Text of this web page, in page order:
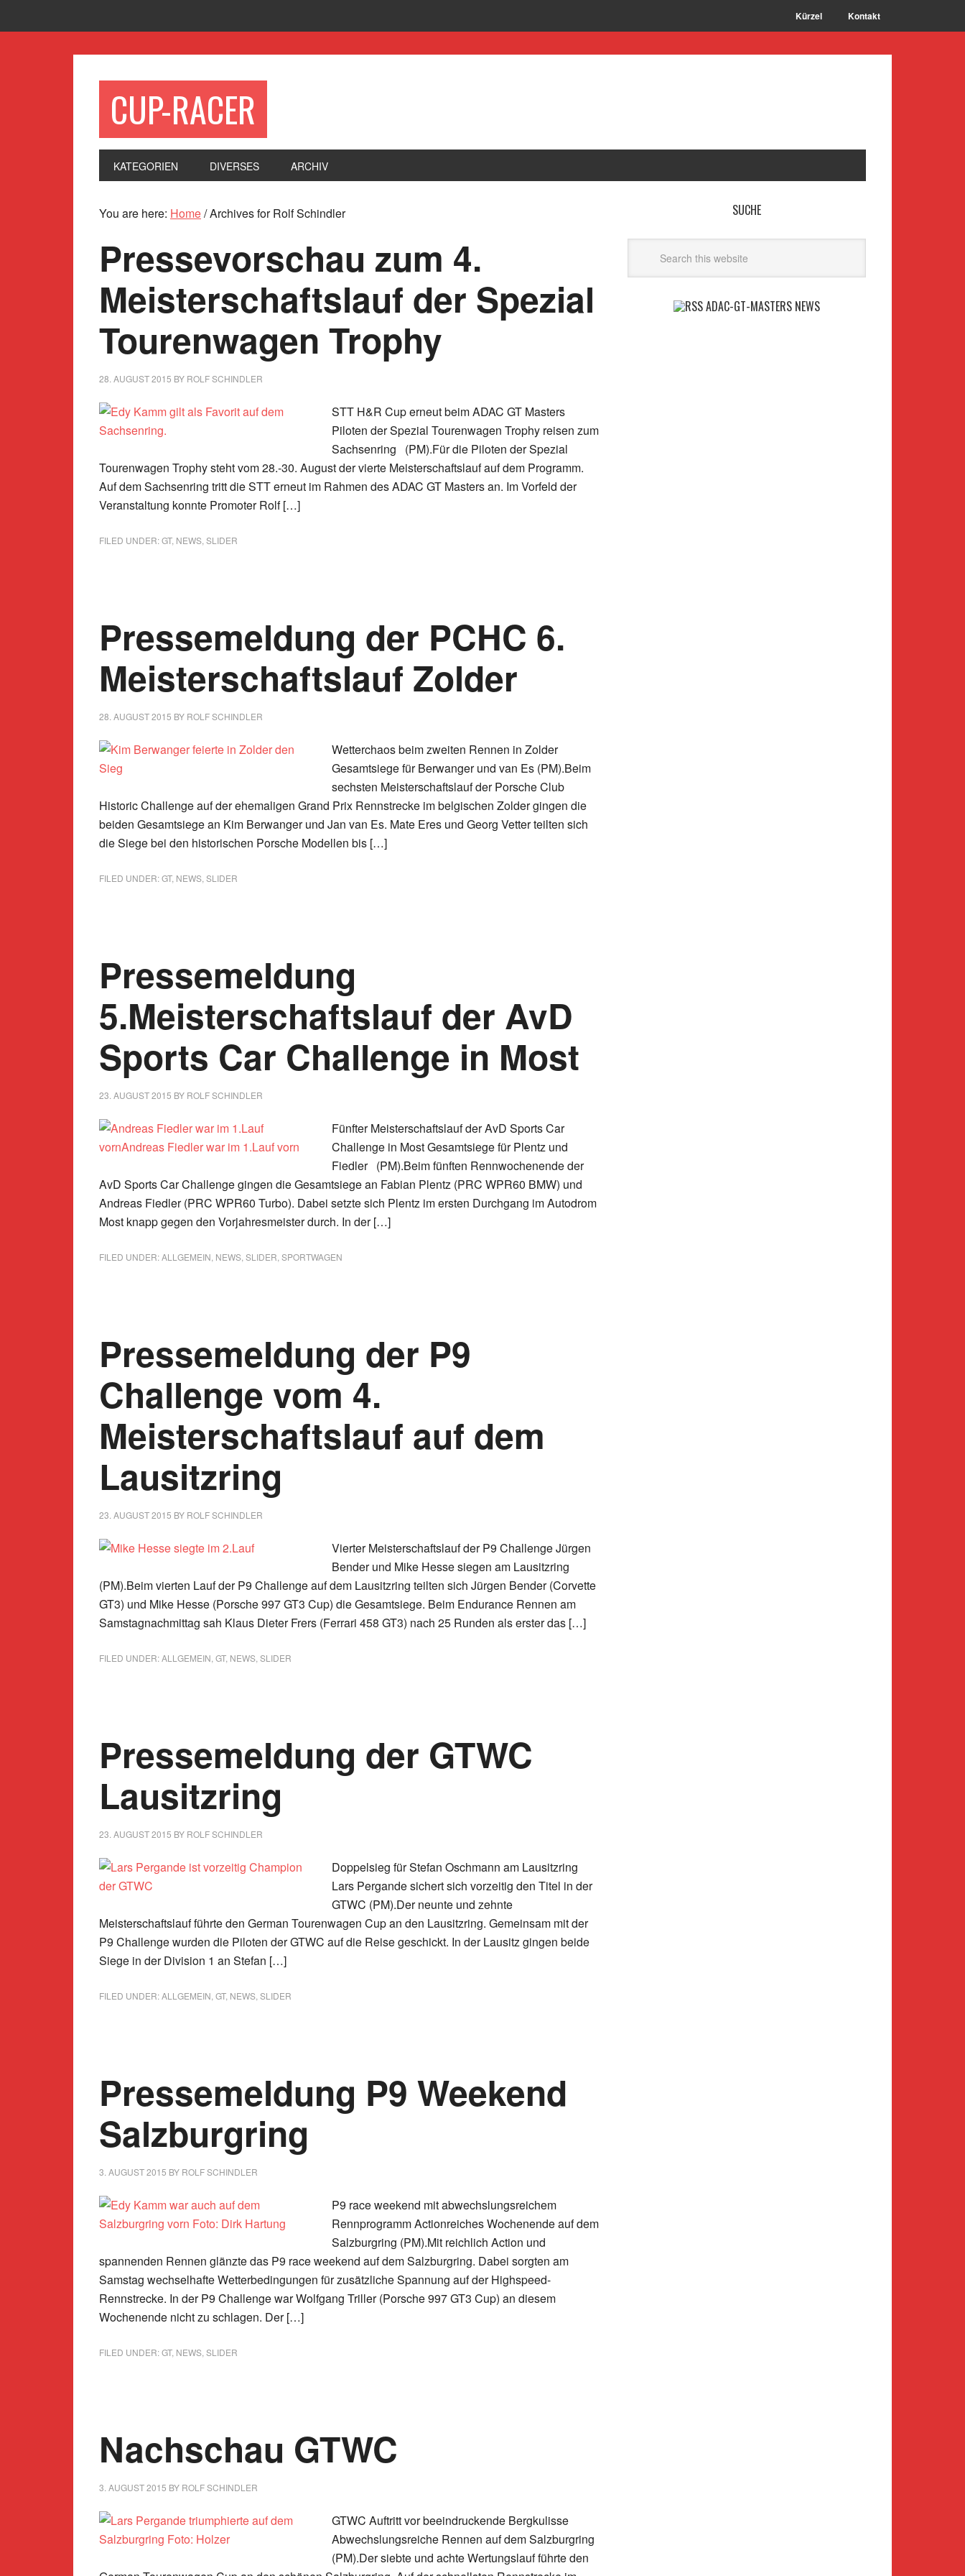
Kürzel Kontakt
CUP-RACER
KATEGORIEN DIVERSES ARCHIV
You are here: Home/Archives for Rolf Schindler
Pressevorschau zum 4.
Meisterschaftslauf der Spezial
Tourenwagen Trophy
28. AUGUST 2015 BY ROLF SCHINDLER
STT H&R Cup erneut beim ADAC GT Masters
Piloten der Spezial Tourenwagen Trophy reisen zum
Sachsenring (PM).Für die Piloten der Spezial
Tourenwagen Trophy steht vom 28.-30. August der vierte Meisterschaftslauf auf dem Programm.
Auf dem Sachsenring tritt die STT erneut im Rahmen des ADAC GT Masters an. Im Vorfeld der
Veranstaltung konnte Promoter Rolf […]
FILED UNDER:GT, NEWS SLIDER
Pressemeldung der PCHC 6.
Meisterschaftslauf Zolder
28. AUGUST 2015 BY ROLF SCHINDLER
Wetterchaos beim zweiten Rennen in Zolder
Gesamtsiege für Berwanger und van Es (PM).Beim
sechsten Meisterschaftslauf der Porsche Club
Historic Challenge auf der ehemaligen Grand Prix Rennstrecke im belgischen Zolder gingen die
beiden Gesamtsiege an Kim Berwanger und Jan van Es. Mate Eres und Georg Vetter teilten sich
die Siege bei den historischen Porsche Modellen bis […]
FILED UNDER:GT, NEWS SLIDER
Pressemeldung
5.Meisterschaftslauf der AvD
Sports Car Challenge in Most
23. AUGUST 2015 BY ROLF SCHINDLER
Fünfter Meisterschaftslauf der AvD Sports Car
Challenge in Most Gesamtsiege für Plentz und
Fiedler (PM).Beim fünften Rennwochenende der
AvD Sports Car Challenge gingen die Gesamtsiege an Fabian Plentz (PRC WPR60 BMW) und
Andreas Fiedler (PRC WPR60 Turbo). Dabei setzte sich Plentz im ersten Durchgang im Autodrom
Most knapp gegen den Vorjahresmeister durch. In der […]
FILED UNDER:ALLGEMEIN NEWS SLIDER SPORTWAGEN
Pressemeldung der P9
Challenge vom 4.
Meisterschaftslauf auf dem
Lausitzring
23. AUGUST 2015 BY ROLF SCHINDLER
Vierter Meisterschaftslauf der P9 Challenge Jürgen
Bender und Mike Hesse siegen am Lausitzring
(PM).Beim vierten Lauf der P9 Challenge auf dem Lausitzring teilten sich Jürgen Bender (Corvette
GT3) und Mike Hesse (Porsche 997 GT3 Cup) die Gesamtsiege. Beim Endurance Rennen am
Samstagnachmittag sah Klaus Dieter Frers (Ferrari 458 GT3) nach 25 Runden als erster das […]
FILED UNDER:ALLGEMEIN GT, NEWS SLIDER
Pressemeldung der GTWC
Lausitzring
23. AUGUST 2015 BY ROLF SCHINDLER
Doppelsieg für Stefan Oschmann am Lausitzring
Lars Pergande sichert sich vorzeitig den Titel in der
GTWC (PM).Der neunte und zehnte
Meisterschaftslauf führte den German Tourenwagen Cup an den Lausitzring. Gemeinsam mit der
P9 Challenge wurden die Piloten der GTWC auf die Reise geschickt. In der Lausitz gingen beide
Siege in der Division 1 an Stefan […]
FILED UNDER:ALLGEMEIN GT, NEWS SLIDER
Pressemeldung P9 Weekend
Salzburgring
3. AUGUST 2015 BY ROLF SCHINDLER
P9 race weekend mit abwechslungsreichem
Rennprogramm Actionreiches Wochenende auf dem
Salzburgring (PM).Mit reichlich Action und
spannenden Rennen glänzte das P9 race weekend auf dem Salzburgring. Dabei sorgten am
Samstag wechselhafte Wetterbedingungen für zusätzliche Spannung auf der Highspeed-
Rennstrecke. In der P9 Challenge war Wolfgang Triller (Porsche 997 GT3 Cup) an diesem
Wochenende nicht zu schlagen. Der […]
FILED UNDER:GT, NEWS SLIDER
Nachschau GTWC
3. AUGUST 2015 BY ROLF SCHINDLER
GTWC Auftritt vor beeindruckende Bergkulisse
Abwechslungsreiche Rennen auf dem Salzburgring
(PM).Der siebte und achte Wertungslauf führte den
SUCHE
ADAC-GT-MASTERS NEWS